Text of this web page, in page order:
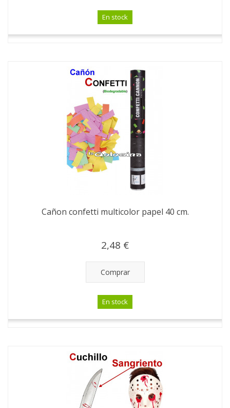
En stock
Cañon confetti multicolor papel 40 cm.
2,48 €
Comprar
En stock